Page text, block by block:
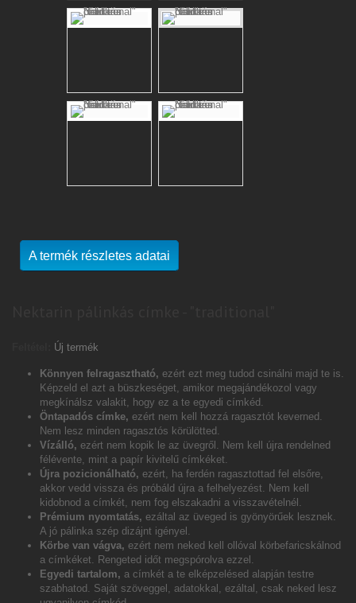
A termék részletes adatai
Új termék
Könnyen felragasztható, ezért ezt meg tudod csinálni majd te is.
Képzeld el azt a büszkeséget, amikor megajándékozol vagy
megkínálsz valakit, hogy ez a te egyedi címkéd.
Öntapadós címke, ezért nem kell hozzá ragasztót keverned.
Nem lesz minden ragasztós körülötted.
Vízálló, ezért nem kopik le az üvegről. Nem kell újra rendelned
félévente, mint a papír kivitelű címkéket.
Újra pozicionálható, ezért, ha ferdén ragasztottad fel elsőre,
akkor vedd vissza és próbáld újra a felhelyezést. Nem kell
kidobnod a címkét, nem fog elszakadni a visszavételnél.
Prémium nyomtatás, ezáltal az üveged is gyönyörűek lesznek.
A jó pálinka szép dizájnt igényel.
Körbe van vágva, ezért nem neked kell ollóval körbefaricskálnod
a címkéket. Rengeted időt megspórolva ezzel.
Egyedi tartalom, a címkét a te elképzelésed alapján testre
szabhatod. Saját szöveggel, adatokkal, ezáltal, csak neked lesz